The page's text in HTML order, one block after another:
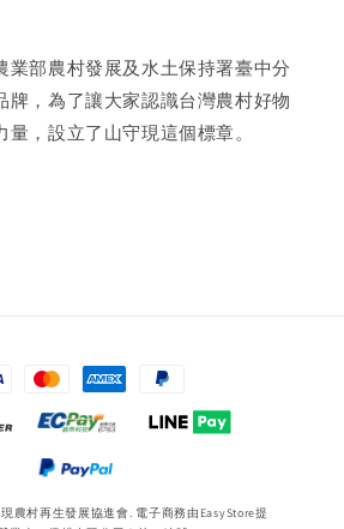
業部農村發展及水土保持署臺中分
牌，為了讓大家認識台灣農村好物
，設立了山守現這個標章。
農村再生發展協進會. 電子商務由 EasyStore提